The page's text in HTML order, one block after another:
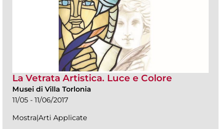
La Vetrata Artistica. Luce e Colore
Musei di Villa Torlonia
11/05 - 11/06/2017
Mostra|Arti Applicate